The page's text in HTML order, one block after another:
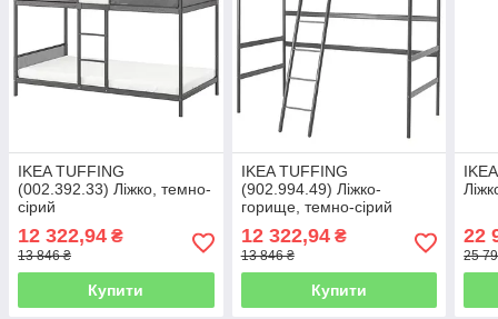
IKEA TUFFING
(002.392.33) Ліжко, темно-
сірий
12 322,94 ₴
13 846 ₴
Купити
IKEA TUFFING
(902.994.49) Ліжко-
горище, темно-сірий
12 322,94₴
13 846 ₴
Купити
22
25